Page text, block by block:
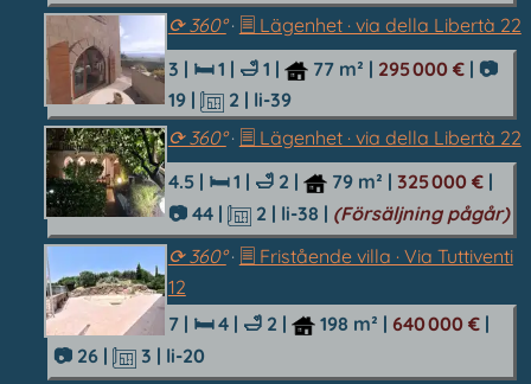
⟳ 360°· 🗏 Lägenhet · via della Libertà 22
3 | 🛏 1 | 🛁 1 | 77 m² | 295 000 €| 📷
19| 2 | li-39
⟳ 360°· 🗏 Lägenhet · via della Libertà 22
4.5 | 🛏 1 | 🛁 2 | 79 m² | 325 000 €|
📷 44| 2 | li-38 | (Försäljning pågår)
⟳ 360°· 🗏 Fristående villa · Via Tuttiventi
12
7 | 🛏 4| 🛁 2 | 198 m² | 640 000 €|
📷 26 | 3 | li-20